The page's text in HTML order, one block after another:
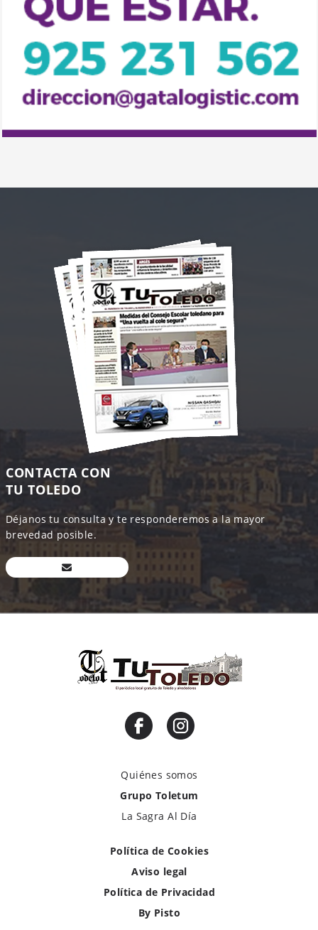
CONTACTA CON
TU TOLEDO
Déjanos tu consulta y te responderemos a la mayor
brevedad posible.
Quiénes somos
Grupo Toletum
La Sagra Al Día
Política de Cookies
Aviso legal
Política de Privacidad
By Pisto